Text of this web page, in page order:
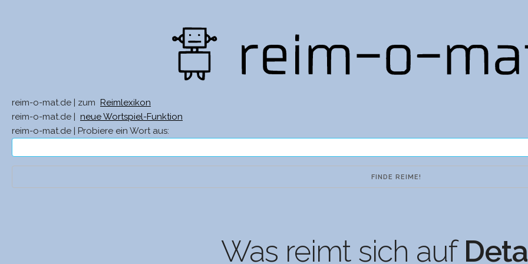
reim-o-mat.de | zum
Reimlexikon
reim-o-mat.de |
neue Wortspiel-Funktion
reim-o-mat.de | Probiere ein Wort aus:
Was reimt sich auf